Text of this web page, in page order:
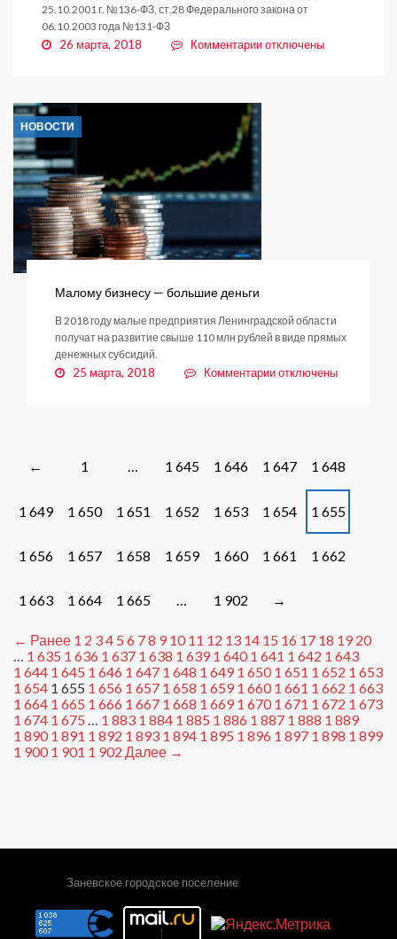
25.10.2001 г. №136-ФЗ, ст.28 Федерального закона от
06.10.2003 года №131-ФЗ
26 марта, 2018 Комментариикотключены
НОВОСТИ
Малому бизнесу — большие деньги
В 2018 году малые предприятия Ленинградской области
получат на развитие свыше 110 млн рублей в виде прямых
денежных субсидий.
25 марта, 2018 Комментариик
большие
отключены
Posts
navigation
← 1 1 645 1 646 1 647 1 648
1 649 1 650 1 651 1 652 1 653 1 654 1 655
1 656 1 657 1 658 1 659 1 660 1 661 1 662
1 663 1 664 1 665 1 902 →
← Ранее 1 2 34 5 6 78 9 10 11 12 13 14 15 16 17 18 19 20
1 635 1 636 1 637 1 638 1 639 1 640 1 641 1 642 1 643
1 644 1 645 1 646 1 647 1 648 1 649 1 650 1 651 1 652 1 653
1 654 1 655 1 656 1 657 1 658 1 659 1 660 1 661 1 662 1 663
1 664 1 665 1 666 1 667 1 668 1 669 1 670 1 671 1 672 1 673
1 674 1 675 1 883 1 884 1 885 1 886 1 887 1 888 1 889
1 890 1 891 1 892 1 893 1 894 1 895 1 896 1 897 1 898 1 899
1 900 1 901 1 902 Далее →
Заневское городское поселение